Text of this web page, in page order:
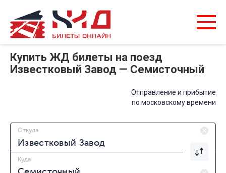
Купить ЖД билеты на поезд
Известковый Завод — Семисточный
Отправление и прибытие
по московскому времени
Откуда
Куда